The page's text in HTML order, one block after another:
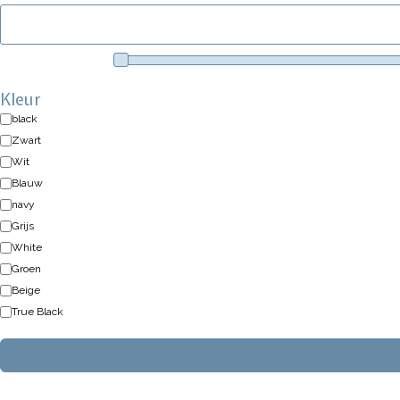
Kleur
black
Zwart
Wit
Blauw
navy
Grijs
White
Groen
Beige
True Black